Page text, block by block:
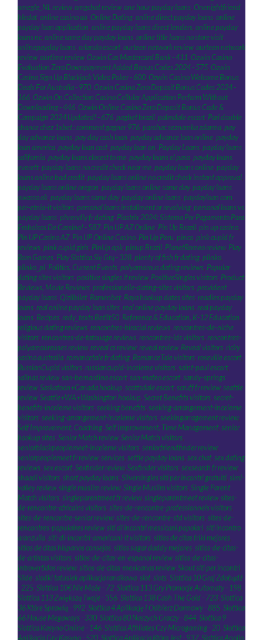
omegle_NL review, omgchat review, one hour payday loans, Onenightfriend
hledat, online casino au, Online Dating, online direct payday loans, online
payday loan application, online payday loans direct lenders, online payday
loans nc, online same day payday loans, online title loans no store visit,
onlinepayday loans, orlando escort, ourteen network review, ourteen network
review, ourtime review, Ozwin Cas Mastercard Bank - 411, Ozwin Casino
Evaluation Zero Downpayment Added Bonus Codes 2024 - 575, Ozwin
Casino Sign Up Blackjack Video Poker - 600, Ozwin Casino Welcome Bonus
Deals For Australia - 970, Ozwin Casino Zero Deposit Bonus Codes 2024 -
166, Ozwin On Collection Casino Cellular Application Perform Without
Downloading - 446, Ozwin Online Casino Zero Deposit Bonus Code &
Campaign 2024 Updated! - 676, pagbet brazil, palmdale escort, Pari double
chance chez 1xbet : comment gagner 976, parohac seznamka zdarma, pay
day advance loans, pay day cash loan, payday advance loan online, payday
loan america, payday loan cost, payday loan on, Payday Loans, payday loans
california, payday loans closest to me, payday loans el paso, payday loans
everett, payday loans no credit check near me, payday loans online, payday
loans online bad credit, payday loans online no credit check instant approval,
payday loans online oregon, payday loans online same day, payday loans
owasso ok, payday loans same day, payday online loans, paydayloan com,
per-etnia-it visitors, personal loans installment or revolving, personal loans vs
payday loans, phrendly fr dating, Piastrix 2024: Sistema Por Pagamento Para
Embolsos De Cassino! - 587, Pin UP AZ Online, Pin Up Brazil, pin up casino,
Pin UP Casino AZ, Pin UP Online Casino, Pin Up Peru, pinco, pink cupid fr
reviews, pink cupid giris, PinUp apk, pinup Brazil, PlanetRomeo review, Play
Rom Games, Play Slottica Się Grą - 328, plenty of fish fr dating, plinko,
plinko_pl, Politics, Current Events, polyamorous dating reviews, Popular
dating sites visitors, positive singles it review, PositiveSingles visitors, Product
Reviews, Movie Reviews, professionelle-dating-sites visitors, provident
payday loans, Qizilbilet, Ramenbet, Raya hookup dates sites, readies payday
loans, real online payday loan sites, real online payday loans, real payday
loans, Recipes, redy_texts Betilt50, Reference & Education, K-12 Education,
religious dating reviews, rencontres-biracial reviews, rencontres-de-niche
visitors, rencontres-de-tatouage reviews, rencontres-lds visitors, rencontres-
polyamoureuses review, reveal cs review, reveal review, Reveal visitors, ricky
casino australia, romancetale fr dating, RomanceTale visitors, roseville escort,
RussianCupid visitors, russiancupid-inceleme visitors, saint-paul escort,
salinas review, san-bernardino escort, san-mateo escort, sandy-springs
review, Saskatoon+Canada hookup, scottsdale escort, scruff fr review, seattle
review, Seattle+WA+Washington hookup, Secret Benefits visitors, secret-
benefits-inceleme visitors, seeking benefits, seeking-arrangement-inceleme
visitors, seeking-arrangement-inceleme visitors, seekingarragement review,
Self Improvement, Coaching, Self Improvement, Time Management, senior
hookup sites, Senior Match review, Senior Match visitors,
seniorblackpeoplemeet-inceleme visitors, seniorfriendfinder review,
seniorpeoplemeet fr review, services, settle payday loans, sex chat, sex dating
reviews, sex escort, Sexfinder review, Sexfinder visitors, sexsearch fr review,
shaadi visitors, short payday loans, Silversingles siti per incontri gratuiti, simi-
valley review, single muslim review, Single Muslim visitors, Single Parent
Match visitors, singleparentmeet fr review, singleparentmeet review, sites-
de-rencontre-africains visitors, sites-de-rencontre-professionnels visitors,
sites-de-rencontre-senior review, sites-de-rencontre-std visitors, sites-de-
rencontres-populaires review, siti di incontri messicani popolari, siti incontro
aranzulla, siti-di-incontri-americani-it visitors, sitios de citas friki mejores,
sitios de citas hispanos consejos, sitios sugar daddy mejores, sitios-de-citas-
de-artistas visitors, sitios-de-citas-en-espanol review, sitios-de-citas-
introvertidos review, sitios-de-citas-mexicanas review, Skout siti per incontri,
Slide, slodki tatusiek aplikacja randkowa, slot, slots, Slottica 10 Graj Zdobądź
- 225, Slottica 10€ Nie Może - 72, Slottica 113 Gry Promocje Automaty - 198,
Slottica 113 Zwiększą Twoje - 356, Slottica 138 Cash The Gold - 723, Slottica
36 Które Sprawią - 992, Slottica 4 Aplikację I Odbierz Darmowy - 885, Slottica
66 House Megaways - 330, Slottica 80 Naszych Graczy - 844, Slottica 9
Slottica Kasyno Online - 146, Slottica Affiliates Czy Microgaming - 20, Slottica
Aplikacja Gry Kasyno - 520, Slottica Aplikacja Która Jest - 937, Slottica Apollo